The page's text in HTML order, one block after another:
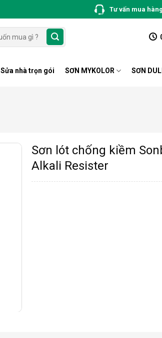
Tư vấn mua
Sửa nhà trọn gói SƠN MYKOLOR SƠN
Sơn lót chống kiềm
Alkali Resister